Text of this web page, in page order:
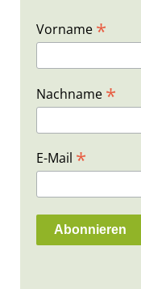
Vorname *
Nachname *
E-Mail *